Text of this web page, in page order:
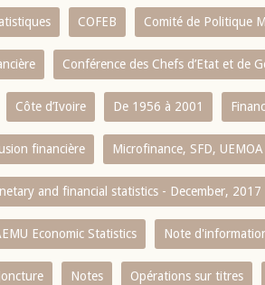
COFEB Comité de Politique
Conférence des Chefs d’Etat et de
Côte d’Ivoire De 1956 à 2001
financière Microfinance, SFD, UEMOA
and financial statistics - December, 2017
Economic Statistics Note
Notes Opérations sur titres